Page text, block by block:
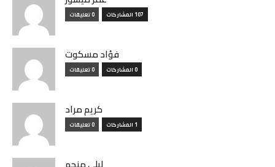
107 المشاركات 0 تعليقات
فؤاد مسكوت
0 المشاركات 0 تعليقات
كريم مراد
1 المشاركات 0 تعليقات